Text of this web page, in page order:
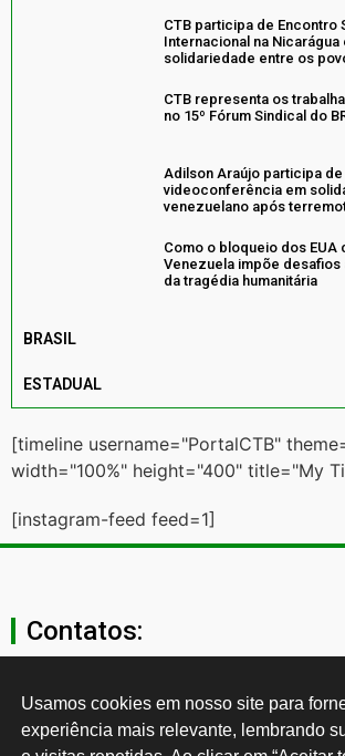
CTB participa de Encontro
Internacional na
solidariedade entre os
CTB representa os
no 15º Fórum Sindical do
Adilson Araújo participa de
videoconferência em
venezuelano após
Como o bloqueio dos EUA
Venezuela impõe
da tragédia humanitária
BRASIL
ESTADUAL
[timeline username="PortalCTB"
width="100%" height="400" title="My
[instagram-feed feed=1]
Contatos:
secgeral@ctb.org.br
11 3874-0040
Usamos cookies em nosso site para
experiência mais relevante, lembrando